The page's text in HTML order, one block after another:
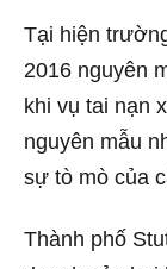
Tại hiện
2016 nguyên
khi vụ tai nạn
nguyên mẫu
sự tò mò của
Thành phố